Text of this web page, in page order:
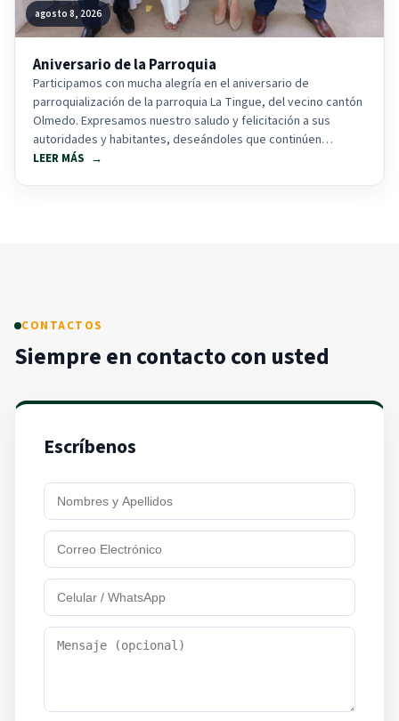
agosto 8, 2026
Aniversario de la Parroquia
Participamos con mucha alegría en el aniversario de
parroquialización de la parroquia La Tingue, del vecino cantón
Olmedo. Expresamos nuestro saludo y felicitación a sus
autoridades y habitantes, deseándoles que continúen
alcanzando...
LEER MÁS
CONTACTOS
Siempre en contacto con usted
Escríbenos